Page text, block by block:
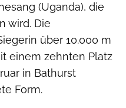
(Uganda), die
wird. Die
über 10.000 m
einem zehnten Platz
in Bathurst
Form.